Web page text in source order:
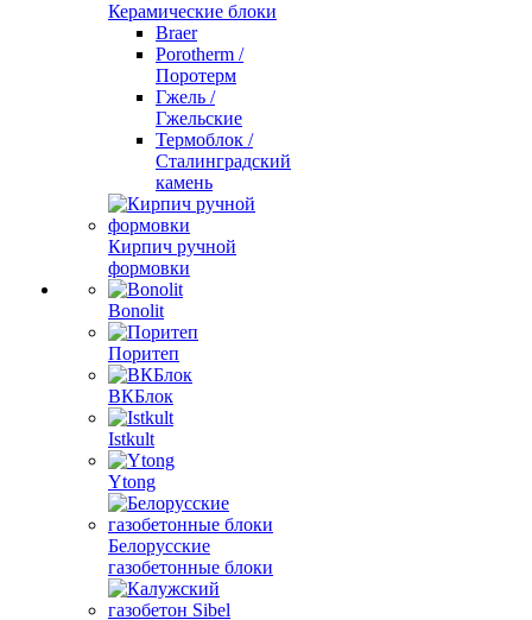
Керамические блоки
Braer
Porotherm /
Поротерм
Гжель /
Гжельские
Термоблок /
Сталинградский
камень
Кирпич ручной
формовки
Bonolit
Поритеп
ВКБлок
Istkult
Ytong
Белорусские
газобетонные блоки